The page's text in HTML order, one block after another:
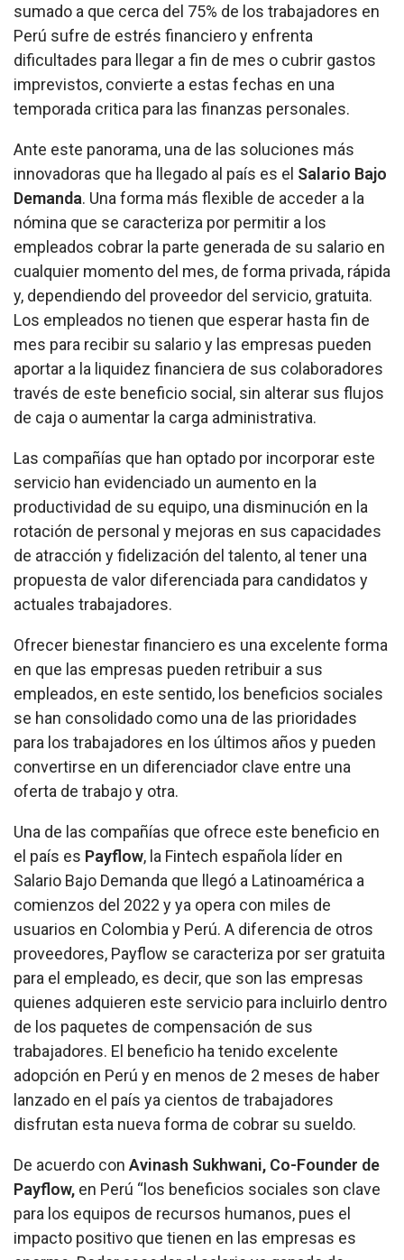
sumado a que cerca del 75% de los trabajadores en
Perú sufre de estrés financiero y enfrenta
dificultades para llegar a fin de mes o cubrir gastos
imprevistos, convierte a estas fechas en una
temporada critica para las finanzas personales.
Ante este panorama, una de las soluciones más
innovadoras que ha llegado al país es el Salario Bajo
Demanda. Una forma más flexible de acceder a la
nómina que se caracteriza por permitir a los
empleados cobrar la parte generada de su salario en
cualquier momento del mes, de forma privada, rápida
y, dependiendo del proveedor del servicio, gratuita.
Los empleados no tienen que esperar hasta fin de
mes para recibir su salario y las empresas pueden
aportar a la liquidez financiera de sus colaboradores
través de este beneficio social, sin alterar sus flujos
de caja o aumentar la carga administrativa.
Las compañías que han optado por incorporar este
servicio han evidenciado un aumento en la
productividad de su equipo, una disminución en la
rotación de personal y mejoras en sus capacidades
de atracción y fidelización del talento, al tener una
propuesta de valor diferenciada para candidatos y
actuales trabajadores.
Ofrecer bienestar financiero es una excelente forma
en que las empresas pueden retribuir a sus
empleados, en este sentido, los beneficios sociales
se han consolidado como una de las prioridades
para los trabajadores en los últimos años y pueden
convertirse en un diferenciador clave entre una
oferta de trabajo y otra.
Una de las compañías que ofrece este beneficio en
el país es Payflow, la Fintech española líder en
Salario Bajo Demanda que llegó a Latinoamérica a
comienzos del 2022 y ya opera con miles de
usuarios en Colombia y Perú. A diferencia de otros
proveedores, Payflow se caracteriza por ser gratuita
para el empleado, es decir, que son las empresas
quienes adquieren este servicio para incluirlo dentro
de los paquetes de compensación de sus
trabajadores. El beneficio ha tenido excelente
adopción en Perú y en menos de 2 meses de haber
lanzado en el país ya cientos de trabajadores
disfrutan esta nueva forma de cobrar su sueldo.
De acuerdo con Avinash Sukhwani, Co-Founder de
Payflow, en Perú “los beneficios sociales son clave
para los equipos de recursos humanos, pues el
impacto positivo que tienen en las empresas es